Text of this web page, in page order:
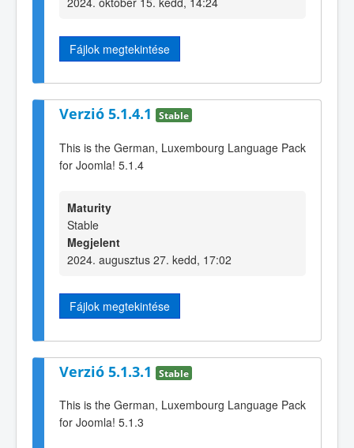
Fájlok megtekintése
Verzió 5.1.4.1 Stable
This is the German, Luxembourg Language Pack
for Joomla! 5.1.4
Maturity
Stable
Megjelent
2024. augusztus 27. kedd, 17:02
Fájlok megtekintése
Verzió 5.1.3.1 Stable
This is the German, Luxembourg Language Pack
for Joomla! 5.1.3